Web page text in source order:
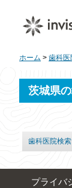
ホーム > 歯科医
茨城県
歯科医院検
プライバ